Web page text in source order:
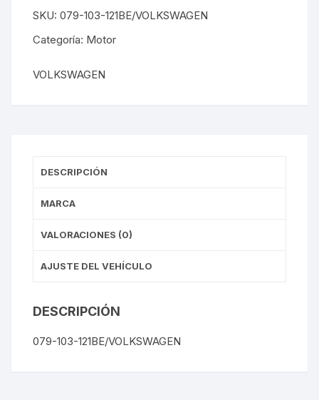
TOUAREG
4.2
SKU: 079-103-121BE/VOLKSWAGEN
Categoría: Motor
VOLKSWAGEN
DESCRIPCIÓN
MARCA
VALORACIONES (0)
AJUSTE DEL VEHÍCULO
DESCRIPCIÓN
079-103-121BE/VOLKSWAGEN